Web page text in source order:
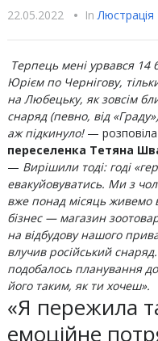
22.05.2022 • InЛюстрацiя
Терпець мені урвався 14
Юрієм по Чернігову,
на Любецьку, як зовсім
снаряд (певно, від
аж підкинуло! —
переселенка Тетяна
— Вирішили тоді: годі
евакуйовуватись. Ми з
вже понад місяць живемо
бізнес — магазин
на відбудову нашого
влучив російський
подобалось планування
його таким, як ти хочеш».
«Я пережила
емоційне